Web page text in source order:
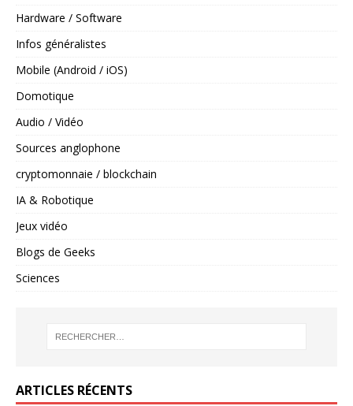
Hardware / Software
Infos généralistes
Mobile (Android / iOS)
Domotique
Audio / Vidéo
Sources anglophone
cryptomonnaie / blockchain
IA & Robotique
Jeux vidéo
Blogs de Geeks
Sciences
ARTICLES RÉCENTS